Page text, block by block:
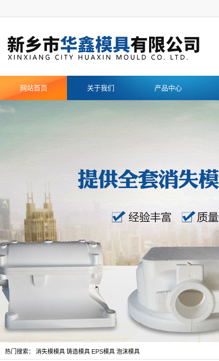
网站首页 关于我们 产品中心
热门搜索： 消失模模具 铸造模具 EPS模具 泡沫模具